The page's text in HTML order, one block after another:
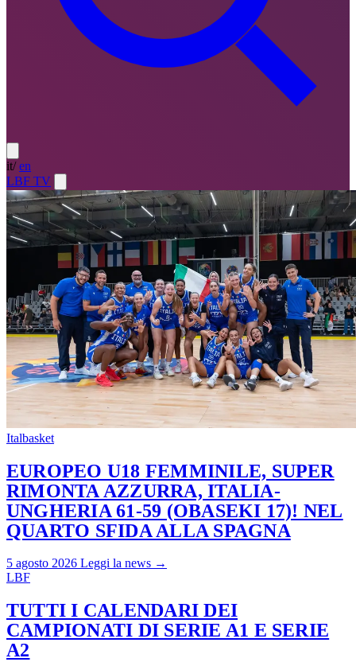
it/ en
LBF TV
Italbasket
EUROPEO U18 FEMMINILE, SUPER
RIMONTA AZZURRA, ITALIA-
UNGHERIA 61-59 (OBASEKI 17)! NEL
QUARTO SFIDA ALLA SPAGNA
5 agosto 2026 Leggi la news →
LBF
TUTTI I CALENDARI DEI
CAMPIONATI DI SERIE A1 E SERIE
A2